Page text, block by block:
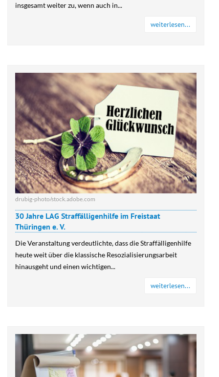
insgesamt weiter zu, wenn auch in...
weiterlesen...
drubig-photo/stock.adobe.com
30 Jahre LAG Straffälligenhilfe im Freistaat
Thüringen e. V.
Die Veranstaltung verdeutlichte, dass die Straffälligenhilfe
heute weit über die klassische Resozialisierungsarbeit
hinausgeht und einen wichtigen...
weiterlesen...